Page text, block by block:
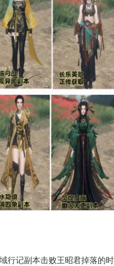
行记副本击败王昭君掉落的时